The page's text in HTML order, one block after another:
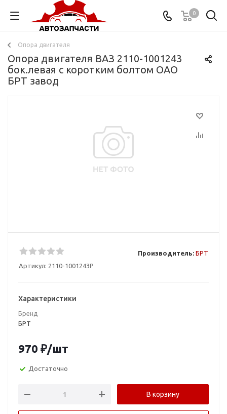
0
Опора двигателя
Опора двигателя ВАЗ 2110-1001243
бок.левая с коротким болтом ОАО
БРТ завод
Артикул: 2110-1001243Р
Производитель: БРТ
Характеристики
Бренд
БРТ
970 ₽/шт
Достаточно
В корзину